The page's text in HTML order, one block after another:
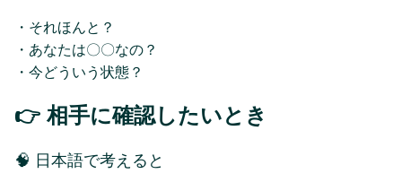
・それほんと？
・あなたは〇〇なの？
・今どういう状態？
👉 相手に確認したいとき
🧠 日本語で考えると